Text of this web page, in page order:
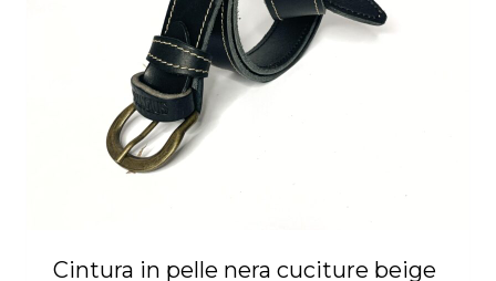
Cintura in pelle nera cuciture beige